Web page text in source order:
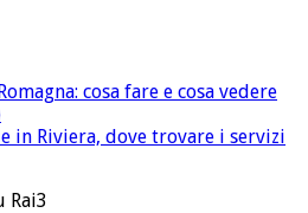
cosa fare e cosa vedere
in Riviera, dove trovare i servizi
Rai3